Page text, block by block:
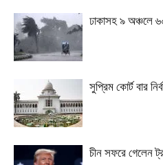
ঢাকাসহ ৯ অঞ্চলে
সুপ্রিম কোর্ট বার
চীন সফরে গেলেন